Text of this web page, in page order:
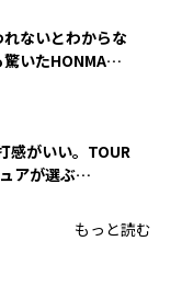
れないとわからな
いたHONMA
感がいい。TOUR
アが選ぶ
もっと読む